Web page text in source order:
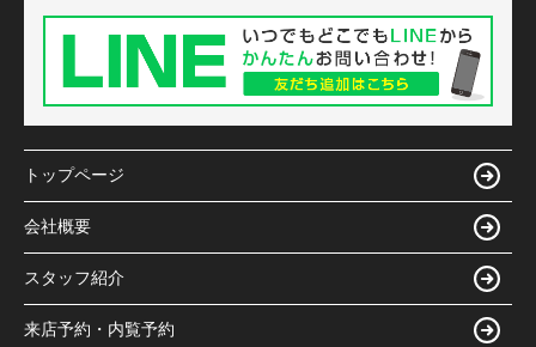
トップページ
会社概要
スタッフ紹介
来店予約・内覧予約